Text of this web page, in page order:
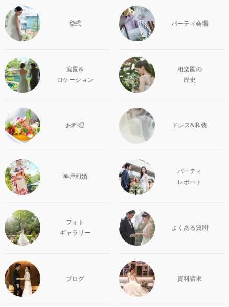
挙式 パーティ会場
庭園&
ロケーション
相楽園の
歴史
お料理 ドレス&和装
神戸和婚
パーティ
レポート
フォト
ギャラリー
よくある質問
ブログ 資料請求